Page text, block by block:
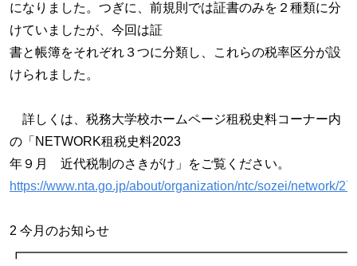
になりました。つぎに、前規則では証書のみを２種類に分
けていましたが、今回は証
書と帳簿をそれぞれ３つに分類し、これらの税率区分が設
けられました。
詳しくは、税務大学校ホームページ租税史料コーナー内
の「NETWORK租税史料2023
年９月 近代税制のさきがけ」をご覧ください。
https://www.nta.go.jp/about/organization/ntc/sozei/network/
2 今月のお知らせ